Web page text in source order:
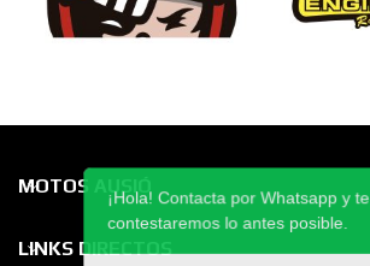
MOTOS AUSIÓ
LINKS DIRECTOS
¡Hola! Contacta por Whatsapp y te
contestaremos lo antes posible.